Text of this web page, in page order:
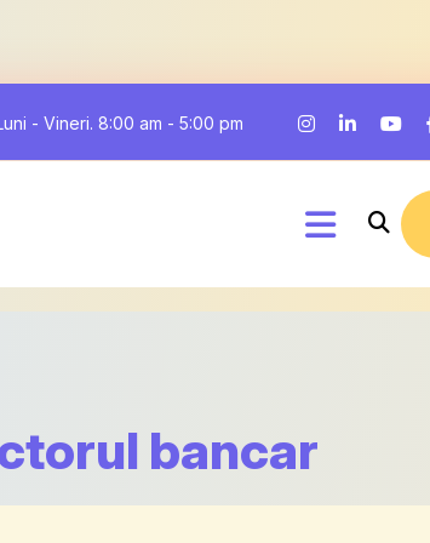
- Vineri. 8:00 am - 5:00 pm
bancar